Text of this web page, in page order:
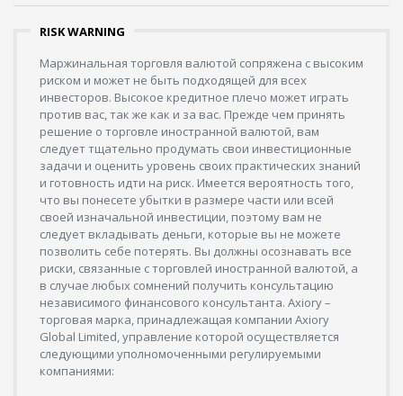
RISK WARNING
Маржинальная торговля валютой сопряжена с высоким
риском и может не быть подходящей для всех
инвесторов. Высокое кредитное плечо может играть
против вас, так же как и за вас. Прежде чем принять
решение о торговле иностранной валютой, вам
следует тщательно продумать свои инвестиционные
задачи и оценить уровень своих практических знаний
и готовность идти на риск. Имеется вероятность того,
что вы понесете убытки в размере части или всей
своей изначальной инвестиции, поэтому вам не
следует вкладывать деньги, которые вы не можете
позволить себе потерять. Вы должны осознавать все
риски, связанные с торговлей иностранной валютой, а
в случае любых сомнений получить консультацию
независимого финансового консультанта. Axiory –
торговая марка, принадлежащая компании Axiory
Global Limited, управление которой осуществляется
следующими уполномоченными регулируемыми
компаниями: